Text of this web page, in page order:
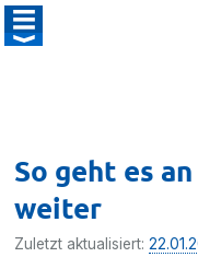
So geht es
weiter
Zuletzt aktualisiert: